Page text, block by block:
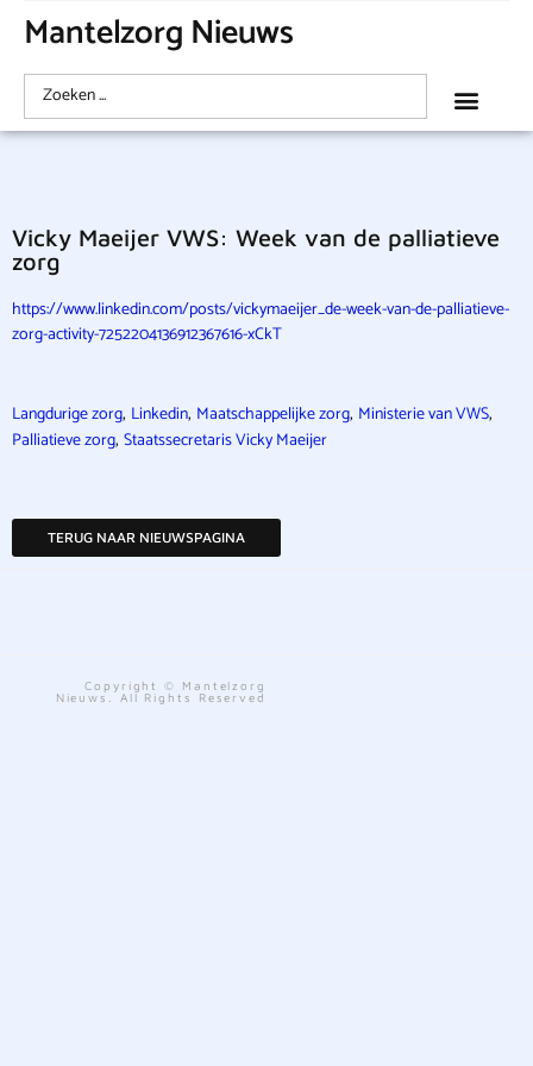
Mantelzorg Nieuws
Vicky Maeijer VWS: Week van de palliatieve
zorg
https://www.linkedin.com/posts/vickymaeijer_de-week-van-de-palliatieve-
zorg-activity-7252204136912367616-xCkT
Langdurige zorg, Linkedin, Maatschappelijke zorg, Ministerie van VWS,
Palliatieve zorg, Staatssecretaris Vicky Maeijer
TERUG NAAR NIEUWSPAGINA
Copyright © Mantelzorg
Nieuws. All Rights Reserved